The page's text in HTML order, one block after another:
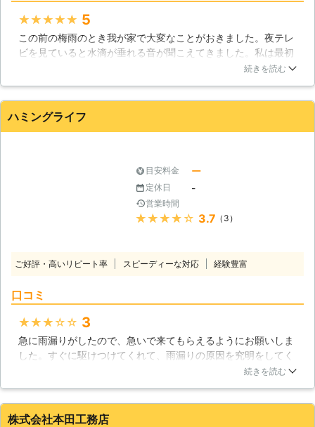
★★★★★ 5
この前の梅雨のとき我が家で大変なことがおきました。夜テレ
ビを見ていると水滴が垂れる音が聞こえてきました。私は最初
キッチンの蛇口の音だと思っていたのですが、それは違いまし
二度とありませんでした。雨漏りを直す費用よりテレビの買い
替えの方がお金がかかりました。
続きを読む
ハミングライフ
目安料金 ー
定休日 -
営業時間
★★★★★ 3.7 （3）
ご好評・高いリピート率 スピーディーな対応 経験豊富
口コミ
★★★★★ 3
急に雨漏りがしたので、急いで来てもらえるようにお願いしま
した。すぐに駆けつけてくれて、雨漏りの原因を究明をしてく
れました。その日のうちに応急処置をしてくれて、数日間で全
な顔もせず一生懸命にやってくれたのが印象的でした。
続きを読む
株式会社本田工務店